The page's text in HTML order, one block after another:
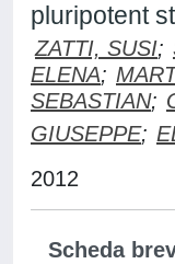
pluripotent
ZATTI, SUSI;
ELENA;
SEBASTIAN;
GIUSEPPE;
2012
Scheda